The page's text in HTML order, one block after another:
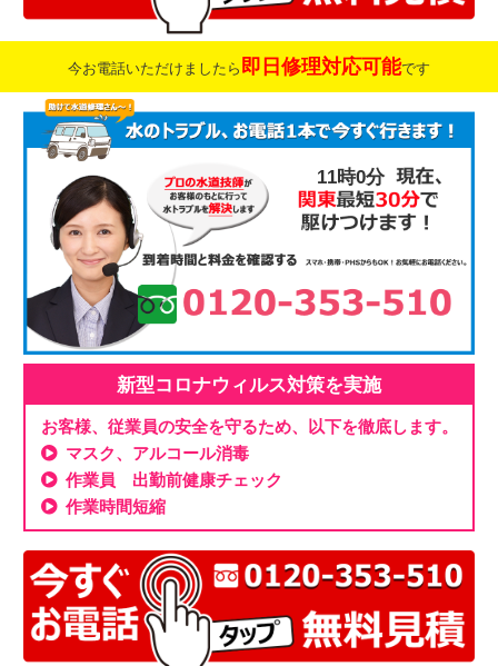
今お電話いただけましたら 即日修理対応可能です
11時1分
新型コロナウィルス対策を実施
お客様、従業員の安全を守るため、以下を徹底します。
マスク、アルコール消毒
作業員 出勤前健康チェック
作業時間短縮